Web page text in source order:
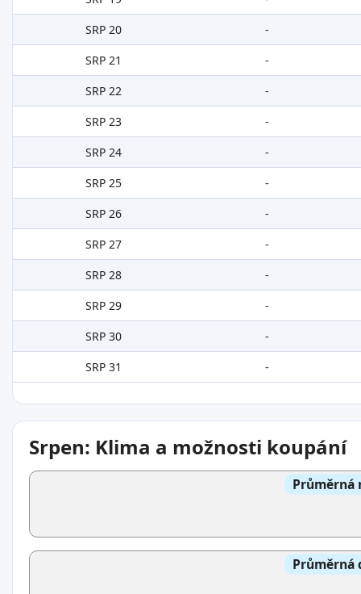
SRP 20
-
SRP 21
-
SRP 22
-
SRP 23
-
SRP 24
-
SRP 25
-
SRP 26
-
SRP 27
-
SRP 28
-
SRP 29
-
SRP 30
-
SRP 31
-
Srpen: Klima a možnosti koupání
Průměrná
Průměrná